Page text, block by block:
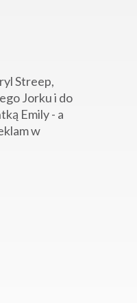
Streep,
Jorku i do
Emily - a
w